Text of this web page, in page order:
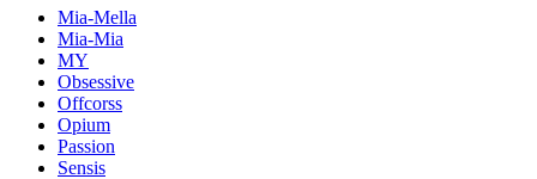
Mia-Mella
Mia-Mia
MY
Obsessive
Offcorss
Opium
Passion
Sensis